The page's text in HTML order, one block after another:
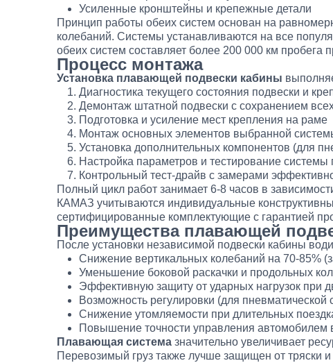
Усиленные кронштейны и крепежные детали
Принцип работы обеих систем основан на
колебаний. Системы устанавливаются на все
обеих систем составляет более 200 000 км пробега
Процесс монтажа
Установка плавающей подвески кабины
Диагностика текущего состояния подвески и
Демонтаж штатной подвески с сохранением
Подготовка и усиление мест крепления на раме
Монтаж основных элементов выбранной
Установка дополнительных компонентов (для
Настройка параметров и тестирование системы
Контрольный тест-драйв с замерами
Полный цикл работ занимает 6-8 часов в
КАМАЗ учитываются индивидуальные
сертифицированные комплектующие с гарантией
Преимущества плавающей
После установки независимой подвески кабины
Снижение вертикальных колебаний на 70-85%
Уменьшение боковой раскачки и продольных
Эффективную защиту от ударных нагрузок при
Возможность регулировки (для пневматической
Снижение утомляемости при длительных
Повышение точности управления
Плавающая система значительно увеличивает
Перевозимый груз также лучше защищен от тряски